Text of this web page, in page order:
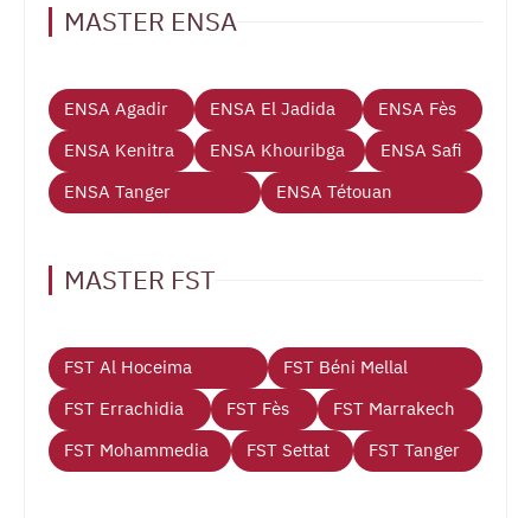
MASTER ENSA
ENSA Agadir ENSA El Jadida
ENSA Fès
ENSA Kenitra
ENSA Khouribga
ENSA Safi
ENSA Tanger
ENSA Tétouan
MASTER FST
FST Al Hoceima
FST Béni Mellal
FST Errachidia
FST Fès
FST Marrakech
FST Mohammedia
FST Settat FST Tanger